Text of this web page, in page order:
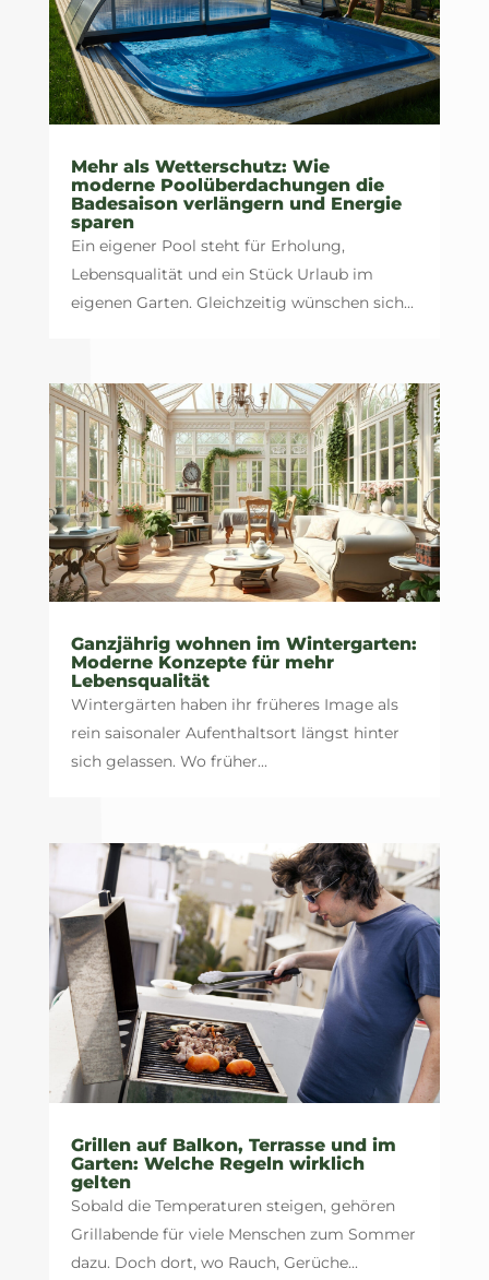
Mehr als Wetterschutz: Wie
moderne Poolüberdachungen die
Badesaison verlängern und Energie
sparen
Ein eigener Pool steht für Erholung,
Lebensqualität und ein Stück Urlaub im
eigenen Garten. Gleichzeitig wünschen sich...
Ganzjährig wohnen im Wintergarten:
Moderne Konzepte für mehr
Lebensqualität
Wintergärten haben ihr früheres Image als
rein saisonaler Aufenthaltsort längst hinter
sich gelassen. Wo früher...
Grillen auf Balkon, Terrasse und im
Garten: Welche Regeln wirklich
gelten
Sobald die Temperaturen steigen, gehören
Grillabende für viele Menschen zum Sommer
dazu. Doch dort, wo Rauch, Gerüche...